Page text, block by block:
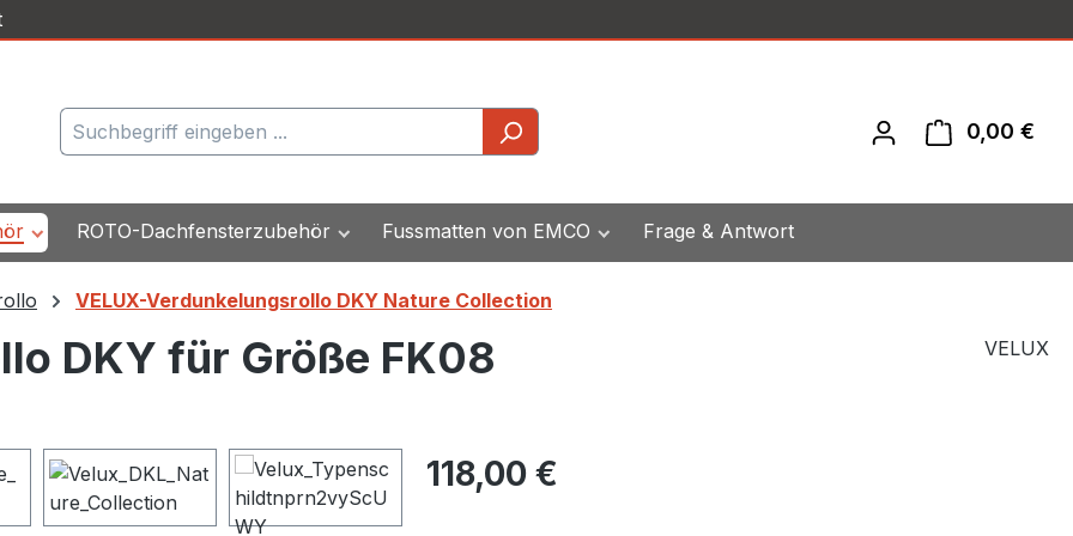
0,00 €
ROTO-Dachfensterzubehör Fussmatten von EMCO Frage & Antwort
VELUX-Verdunkelungsrollo DKY Nature Collection
DKY für Größe FK08 VELUX
Regulärer Preis:
118,00 €